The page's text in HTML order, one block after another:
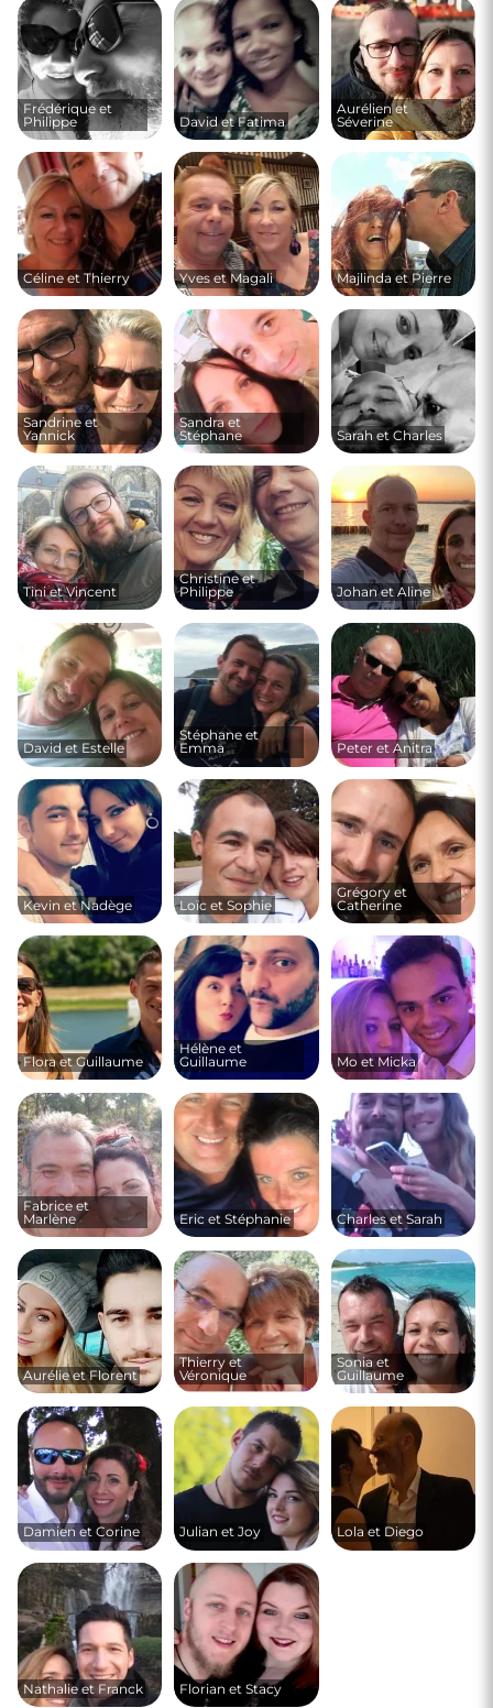
Frédérique et
Philippe
David et Fatima
Aurélien et
Séverine
Céline et Thierry Yves et Magali Majlinda et Pierre
Sandrine et
Yannick
Sandra et
Stéphane
Sarah et Charles
Tini et Vincent
Christine et
Philippe
Johan et Aline
David et Estelle
Stéphane et
Emma
Peter et Anitra
Kevin et Nadège Loïc et Sophie
Grégory et
Catherine
Flora et Guillaume
Hélène et
Guillaume
Mo et Micka
Fabrice et
Marlène
Eric et Stéphanie Charles et Sarah
Aurélie et Florent
Thierry et
Véronique
Sonia et
Guillaume
Damien et Corine Julian et Joy Lola et Diego
Nathalie et Franck Florian et Stacy